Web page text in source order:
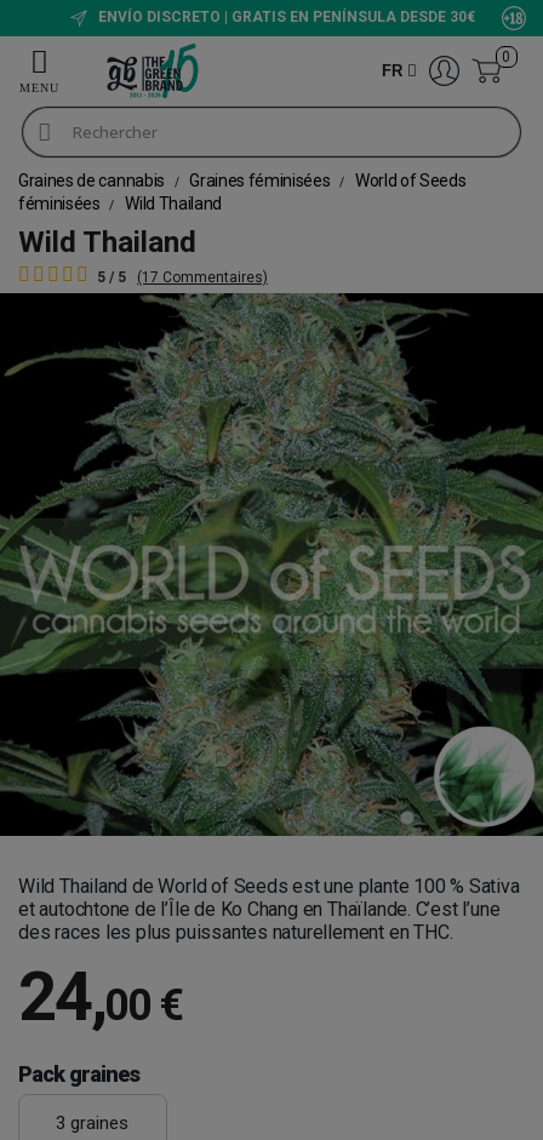
ENVÍO DISCRETO | GRATIS EN PENÍNSULA DESDE 30€
FR
0
Graines de cannabis Graines féminisées
World of Seeds
féminisées
Wild Thailand
Wild Thailand
5 / 5 (17 Commentaires)
Wild Thailand de World of Seeds est une plante 100 % Sativa
et autochtone de l’Île de Ko Chang en Thaïlande. C’est l’une
des races les plus puissantes naturellement en THC.
24,00 €
Pack graines
3 graines